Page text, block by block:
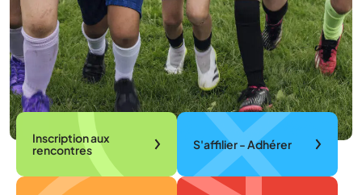
Inscription aux
rencontres
S'affilier - Adhérer